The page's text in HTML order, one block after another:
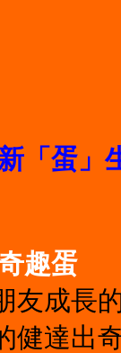
「蛋」
趣蛋
友成長
健達出